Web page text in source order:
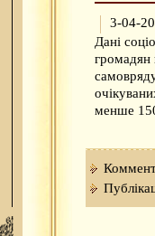
3-04-
Дані
громадян
менше